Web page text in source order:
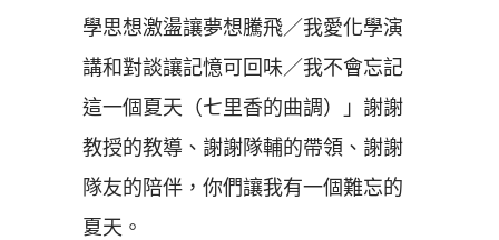
學思想激盪讓夢想騰飛／我愛化學演
講和對談讓記憶可回味／我不會忘記
這一個夏天（七里香的曲調）」謝謝
教授的教導、謝謝隊輔的帶領、謝謝
隊友的陪伴，你們讓我有一個難忘的
夏天。